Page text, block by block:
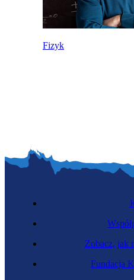
Fizyk
Zobacz, jak
Fundacja